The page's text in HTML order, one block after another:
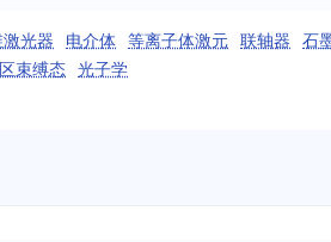
光器 电介体 等离子体激元 联轴器 石
束缚态 光子学